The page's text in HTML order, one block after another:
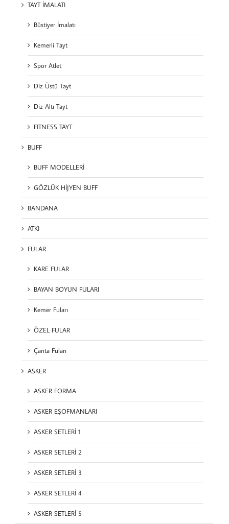
TAYT İMALATI
Büstiyer İmalatı
Kemerli Tayt
Spor Atlet
Diz Üstü Tayt
Diz Altı Tayt
FITNESS TAYT
BUFF
BUFF MODELLERİ
GÖZLÜK HİJYEN BUFF
BANDANA
ATKI
FULAR
KARE FULAR
BAYAN BOYUN FULARI
Kemer Fuları
ÖZEL FULAR
Çanta Fuları
ASKER
ASKER FORMA
ASKER EŞOFMANLARI
ASKER SETLERİ 1
ASKER SETLERİ 2
ASKER SETLERİ 3
ASKER SETLERİ 4
ASKER SETLERİ 5